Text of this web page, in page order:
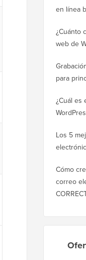
en línea
¿Cuánto
web de
para
¿Cuál es
Los 5
Cómo
correo